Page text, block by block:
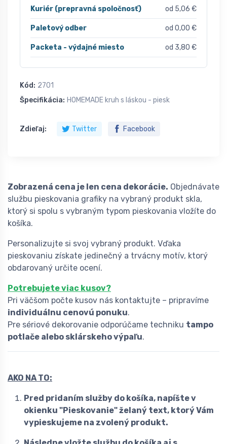
Kuriér (prepravná spoločnosť) od 5,06 €
Paletový odber od 0,00 €
Packeta - výdajné miesto od 3,80 €
Kód: 2701
Špecifikácia: HOMEMADE kruh s láskou - piesk
Zdieľaj: Twitter Facebook
Zobrazená cena je len cena dekorácie. Objednávate
službu pieskovania grafiky na vybraný produkt skla,
ktorý si spolu s vybraným typom pieskovania vložíte do
košíka.
Personalizujte si svoj vybraný produkt. Vďaka
pieskovaniu získate jedinečný a trvácny motív, ktorý
obdarovaný určite ocení.
Potrebujete viac kusov?
Pri väčšom počte kusov nás kontaktujte – pripravíme
individuálnu cenovú ponuku.
Pre sériové dekorovanie odporúčame techniku tampo
potlače alebo sklárskeho výpaľu.
AKO NA TO:
Pred pridaním služby do košíka, napíšte v
okienku "Pieskovanie" želaný text, ktorý Vám
vypieskujeme na zvolený produkt.